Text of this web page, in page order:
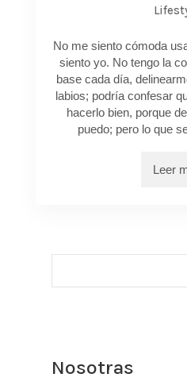
No me siento cómoda
siento yo. No tengo la
base cada día,
labios; podría confesar
hacerlo bien, porque
puedo; pero lo que
Leer
Nosotras